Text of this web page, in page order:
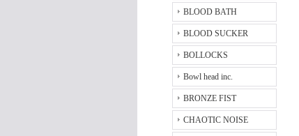
BLOOD BATH
BLOOD SUCKER
BOLLOCKS
Bowl head inc.
BRONZE FIST
CHAOTIC NOISE